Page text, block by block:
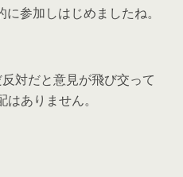
参加しはじめましたね。
対だと意見が飛び交って
ありません。